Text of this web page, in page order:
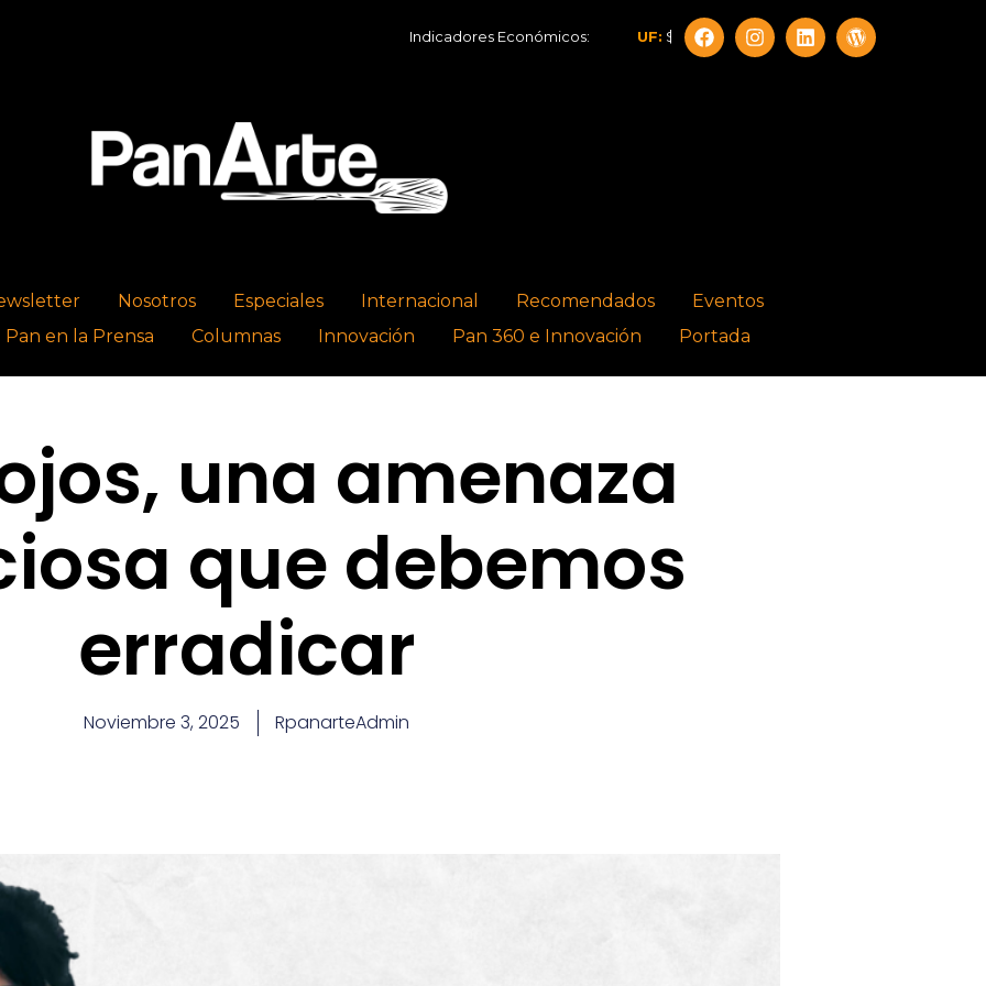
Indicadores Económicos: UF: $40.844,79 Dólar: $913,86 Euro:
Nosotros Especiales Internacional Recomendados
Eventos
Pan en la Prensa
Columnas Innovación Pan 360 e Innovación Portada
una amenaza
que debemos
erradicar
Noviembre 3, 2025 RpanarteAdmin